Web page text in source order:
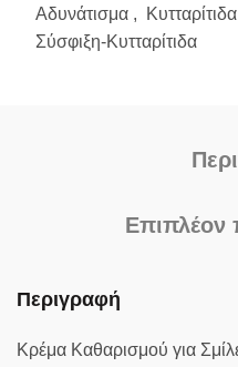
Αδυνάτισμα , Κυτταρίτιδα
Σύσφιξη-Κυτταρίτιδα
Επιπλέον
Περιγραφή
Κρέμα Καθαρισμού για